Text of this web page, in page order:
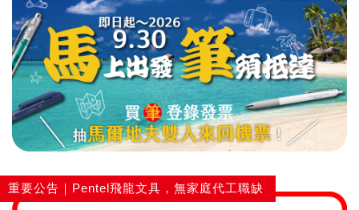
重要公告｜Pentel飛龍文具，無家庭代工職缺